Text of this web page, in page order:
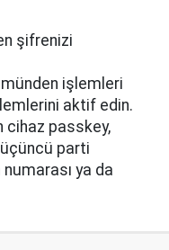
şifrenizi
işlemleri
aktif edin.
cihaz passkey,
parti
ya da